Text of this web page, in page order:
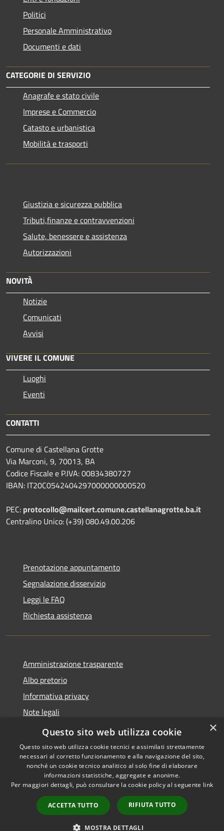
Politici
Personale Amministrativo
Documenti e dati
CATEGORIE DI SERVIZIO
Anagrafe e stato civile
Imprese e Commercio
Catasto e urbanistica
Mobilità e trasporti
Giustizia e sicurezza pubblica
Tributi,finanze e contravvenzioni
Salute, benessere e assistenza
Autorizzazioni
NOVITÀ
Notizie
Comunicati
Avvisi
VIVERE IL COMUNE
Luoghi
Eventi
CONTATTI
Comune di Castellana Grotte
Via Marconi, 9, 70013, BA
Codice Fiscale e P.IVA: 00834380727
IBAN: IT20C0542404297000000000520
PEC: protocollo@mailcert.comune.castellanagrotte.ba.it
Centralino Unico: (+39) 080.49.00.206
Prenotazione appuntamento
Segnalazione disservizio
Leggi le FAQ
Richiesta assistenza
Amministrazione trasparente
Albo pretorio
Informativa privacy
Note legali
Dichiarazione di accessibilità
Accessibilità
Copyright © 2026 • Comune di
Castellana Grotte • Powered
byMunicipium
Accesso
redazione
×
Questo sito web utilizza cookie
Questo sito web utilizza cookie tecnici e assimilati strettamente
necessari al corretto funzionamento e alla navigazione del sito,
nonché un cookie tecnico analitico al solo fine di elaborare
informazioni statistiche, aggregate e anonime.
Per maggiori dettagli, può consultare la cookie policy al seguente link
ACCETTA TUTTO RIFIUTA TUTTO
MOSTRA DETTAGLI